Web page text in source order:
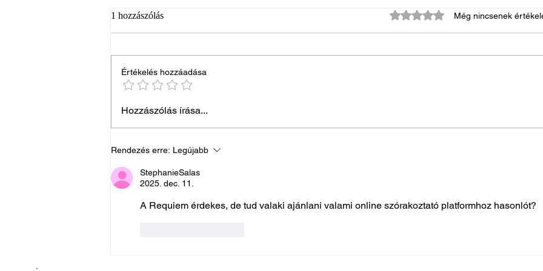
Amikor az idő nem gyógyít: Mit
1 hozzászólás 0 csillagot kapott az 5-ből.
Még nincsenek
Értékelés hozzáadása
Hozzászólás írása...
Rendezés erre: Legújabb
StephanieSalas
2025. dec. 11.
A Requiem érdekes, de tud valaki ajánlani valami online szórakoztató platformhoz hasonlót?